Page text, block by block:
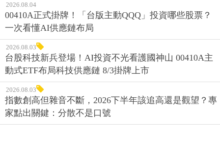
2026.08.04
00410A正式掛牌！「台版主動QQQ」投資哪些股票？
一次看懂AI供應鏈布局
2026.08.03
台股科技新兵登場！AI投資不光看護國神山 00410A主
動式ETF布局科技供應鏈 8/3掛牌上市
2026.08.03
指數創高但雜音不斷，2026下半年該追高還是觀望？專
家點出關鍵：分散不是口號